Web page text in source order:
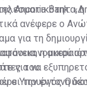
Ancoria Bank:
ανέφερε ο
για τη
του.
η
για να
την έντονη
ο Υπουργός